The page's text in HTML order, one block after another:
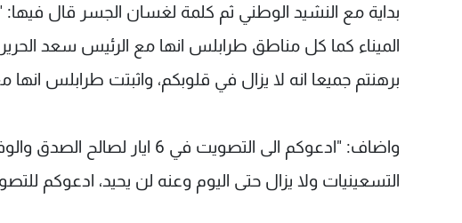
بداية مع النشيد الوطني ثم كلمة لغسان الجسر قال فيها:
الميناء كما كل مناطق طرابلس انها مع الرئيس سعد
برهنتم جميعا انه لا يزال في قلوبكم، واثبتت طرابلس
واضاف: "ادعوكم الى التصويت في
التسعينيات ولا يزال حتى اليوم وعنه لن يحيد، ادعوكم